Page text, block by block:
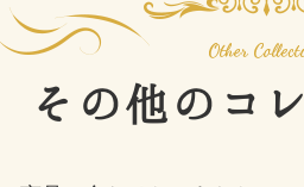
その他の コ